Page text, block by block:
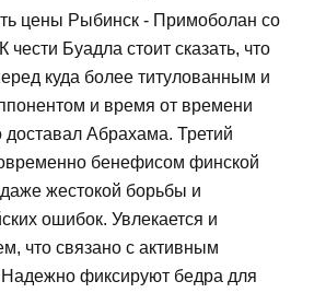
цены Рыбинск - Примоболан со
чести Буадла стоит сказать, что
куда более титулованным и
и время от времени
доставал Абрахама. Третий
бенефисом финской
жестокой борьбы и
ошибок. Увлекается и
что связано с активным
фиксируют бедра для